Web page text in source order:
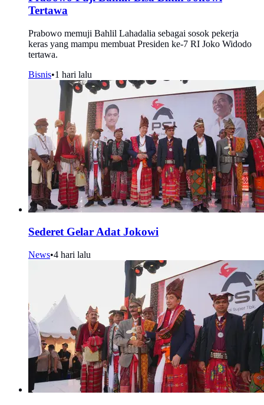
Tertawa
Prabowo memuji Bahlil Lahadalia sebagai sosok pekerja
keras yang mampu membuat Presiden ke-7 RI Joko Widodo
tertawa.
Bisnis•1 hari lalu
Sederet Gelar Adat Jokowi
News•4 hari lalu